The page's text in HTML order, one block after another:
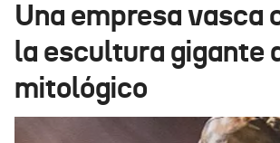
Una empresa vasca
la escultura gigante
mitológico